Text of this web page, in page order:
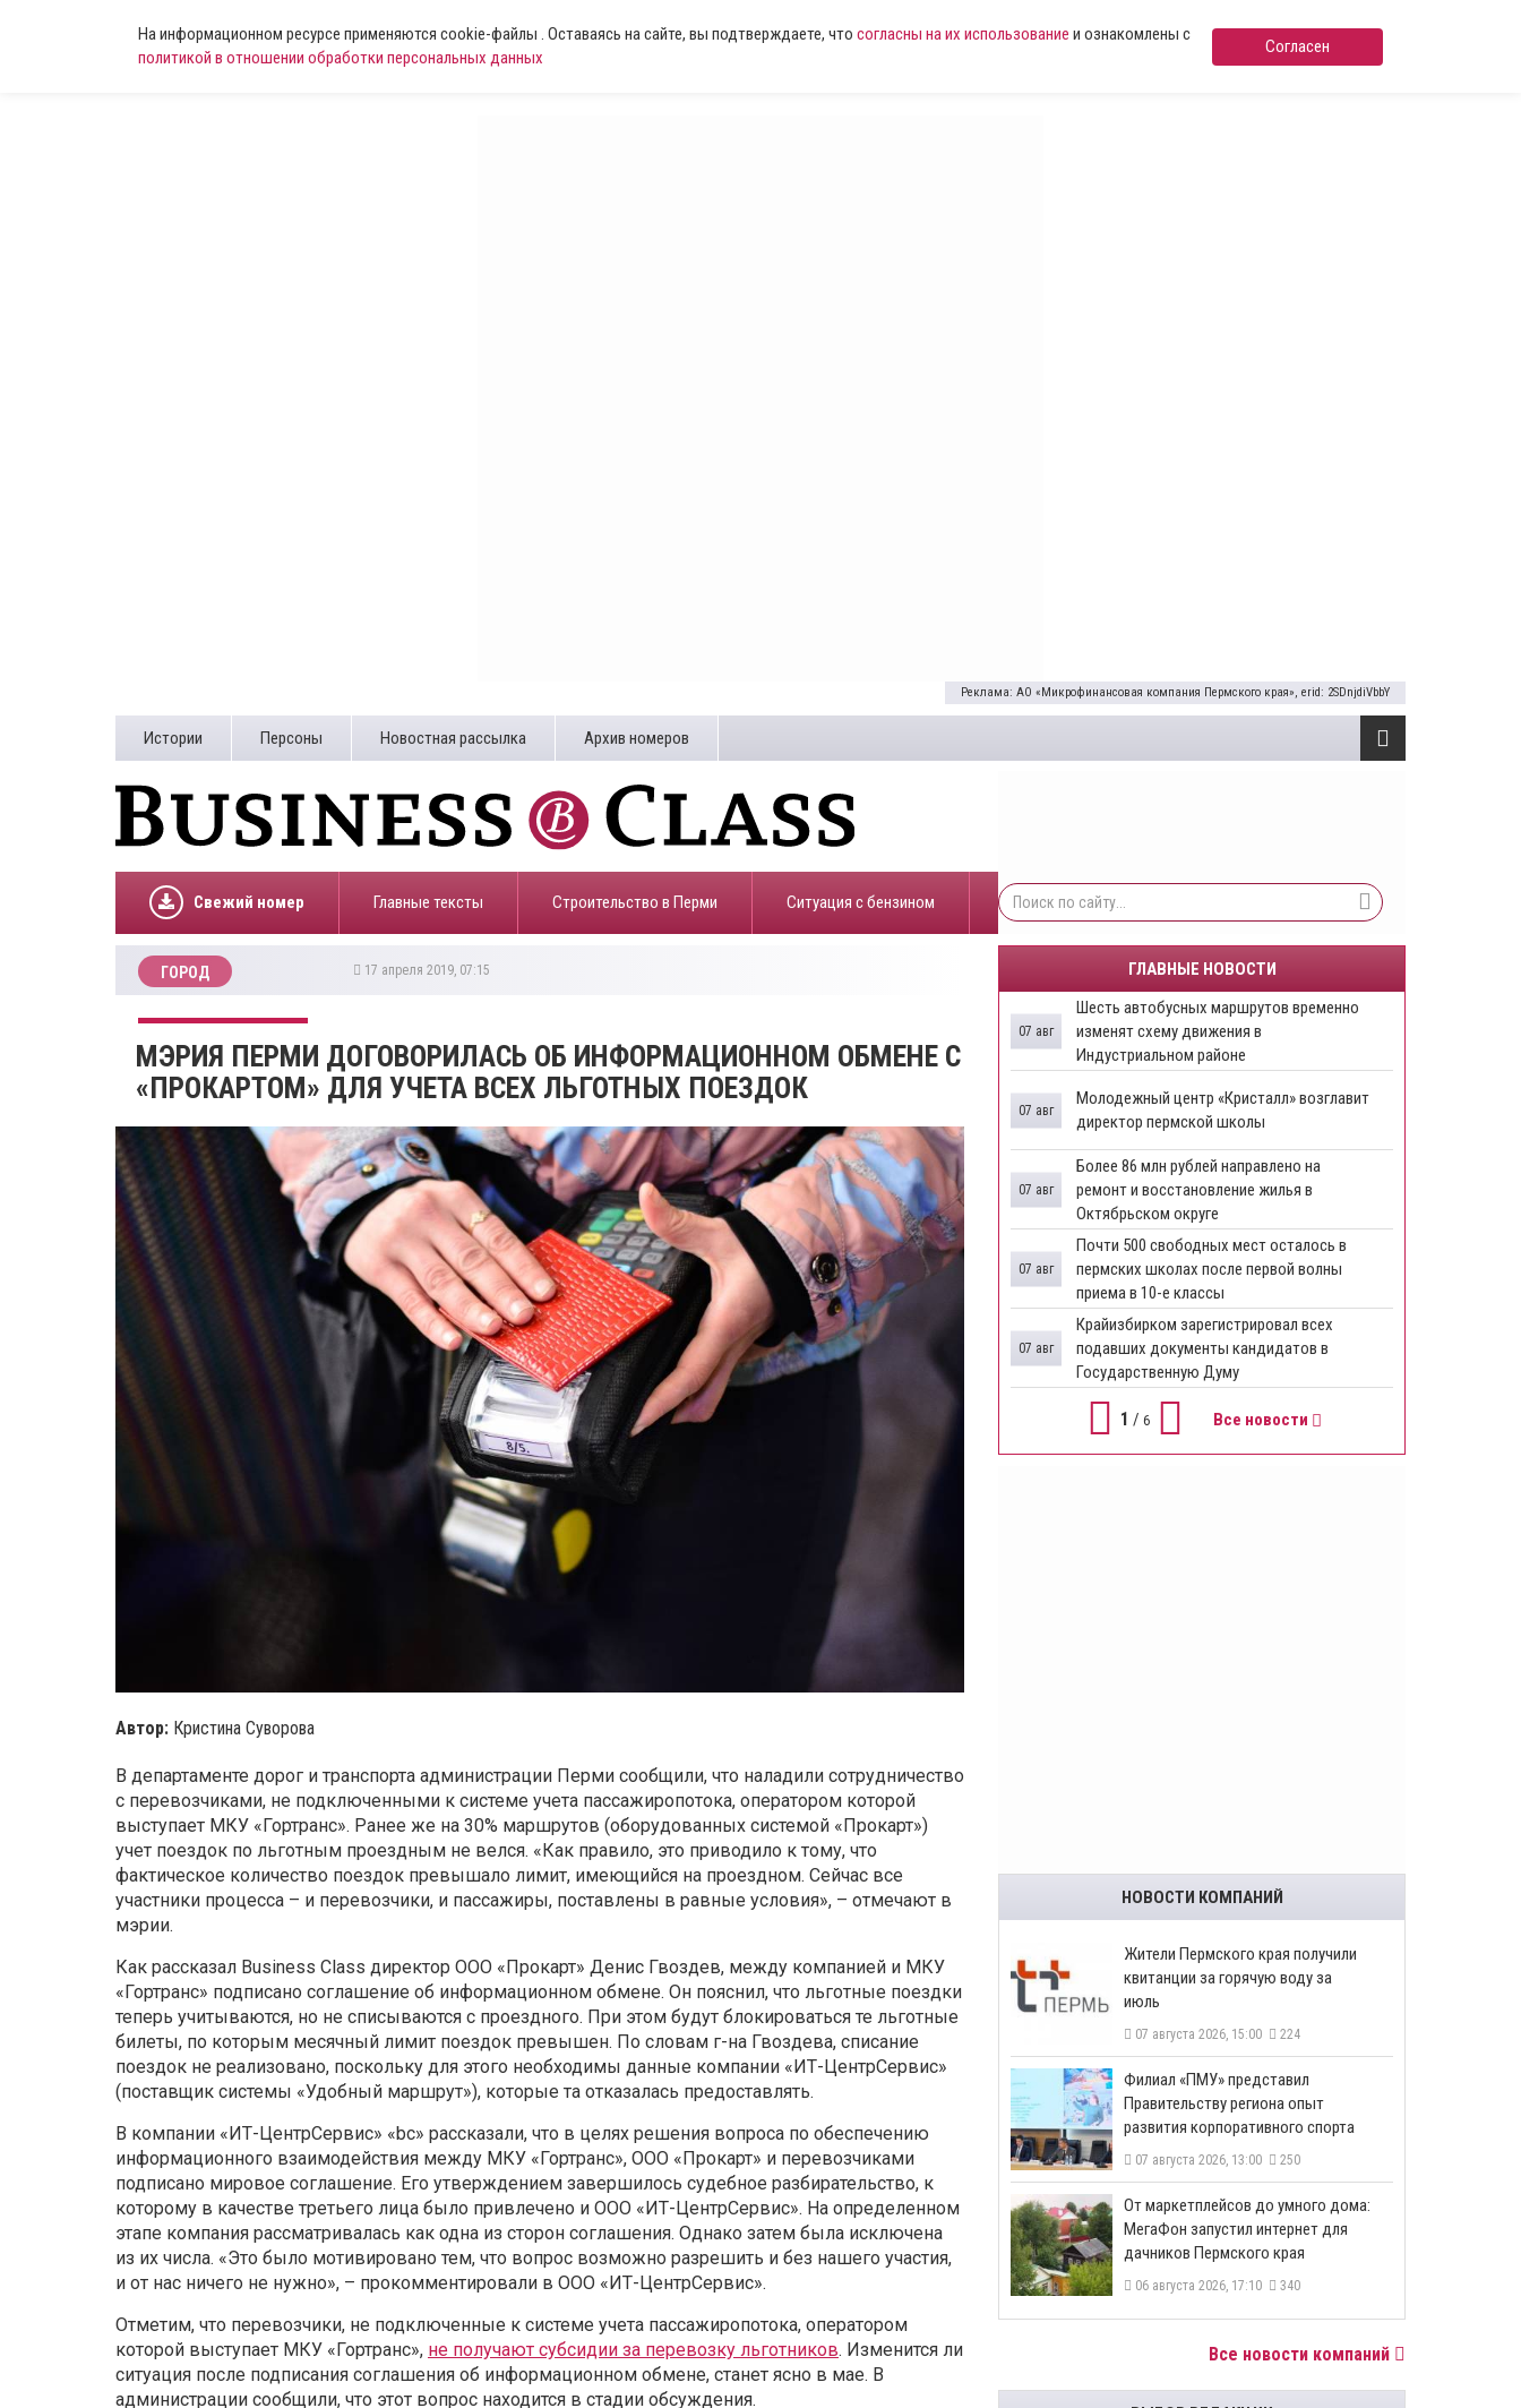
На информационном ресурсе применяются cookie-файлы . Оставаясь на сайте, вы подтверждаете, что согласны на их использование и ознакомлены с
политикой в отношении обработки персональных данных
Согласен
Реклама: АО «Микрофинансовая компания Пермского края», erid: 2SDnjdiVbbY
Истории Персоны Новостная рассылка Архив номеров
Свежий номер Главные тексты Строительство в Перми ​Ситуация с бензином
ГОРОД 17 апреля 2019, 07:15
МЭРИЯ ПЕРМИ ДОГОВОРИЛАСЬ ОБ ИНФОРМАЦИОННОМ ОБМЕНЕ С
«ПРОКАРТОМ» ДЛЯ УЧЕТА ВСЕХ ЛЬГОТНЫХ ПОЕЗДОК
Автор: Кристина Суворова
В департаменте дорог и транспорта администрации Перми сообщили, что наладили сотрудничество
с перевозчиками, не подключенными к системе учета пассажиропотока, оператором которой
выступает МКУ «Гортранс». Ранее же на 30% маршрутов (оборудованных системой «Прокарт»)
учет поездок по льготным проездным не велся. «Как правило, это приводило к тому, что
фактическое количество поездок превышало лимит, имеющийся на проездном. Сейчас все
участники процесса – и перевозчики, и пассажиры, поставлены в равные условия», – отмечают в
мэрии.
Как рассказал Business Class директор ООО «Прокарт» Денис Гвоздев, между компанией и МКУ
«Гортранс» подписано соглашение об информационном обмене. Он пояснил, что льготные поездки
теперь учитываются, но не списываются с проездного. При этом будут блокироваться те льготные
билеты, по которым месячный лимит поездок превышен. По словам г-на Гвоздева, списание
поездок не реализовано, поскольку для этого необходимы данные компании «ИТ-ЦентрСервис»
(поставщик системы «Удобный маршрут»), которые та отказалась предоставлять.
В компании «ИТ-ЦентрСервис» «bc» рассказали, что в целях решения вопроса по обеспечению
информационного взаимодействия между МКУ «Гортранс», ООО «Прокарт» и перевозчиками
подписано мировое соглашение. Его утверждением завершилось судебное разбирательство, к
которому в качестве третьего лица было привлечено и ООО «ИТ-ЦентрСервис». На определенном
этапе компания рассматривалась как одна из сторон соглашения. Однако затем была исключена
из их числа. «Это было мотивировано тем, что вопрос возможно разрешить и без нашего участия,
и от нас ничего не нужно», – прокомментировали в ООО «ИТ-ЦентрСервис».
Отметим, что перевозчики, не подключенные к системе учета пассажиропотока, оператором
которой выступает МКУ «Гортранс», не получают субсидии за перевозку льготников. Изменится ли
ситуация после подписания соглашения об информационном обмене, станет ясно в мае. В
администрации сообщили, что этот вопрос находится в стадии обсуждения.
ГЛАВНЫЕ НОВОСТИ
Шесть автобусных маршрутов временно
изменят схему движения в
Индустриальном районе
07 авг
Молодежный центр «Кристалл» возглавит
директор пермской школы
07 авг
Более 86 млн рублей направлено на
ремонт и восстановление жилья в
Октябрьском округе
07 авг
Почти 500 свободных мест осталось в
пермских школах после первой волны
приема в 10-е классы
07 авг
Крайизбирком зарегистрировал всех
подавших документы кандидатов в
Государственную Думу
07 авг
1 / 6 Все новости
НОВОСТИ КОМПАНИЙ
​Жители Пермского края получили
квитанции за горячую воду за
июль
07 августа 2026, 15:00 224
​Филиал «ПМУ» представил
Правительству региона опыт
развития корпоративного спорта
07 августа 2026, 13:00 250
От маркетплейсов до умного дома:
МегаФон запустил интернет для
дачников Пермского края
06 августа 2026, 17:10 340
Все новости компаний